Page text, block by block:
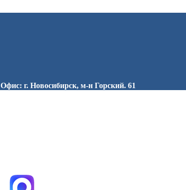
Офис: г. Новосибирск, м-н Горский. 61